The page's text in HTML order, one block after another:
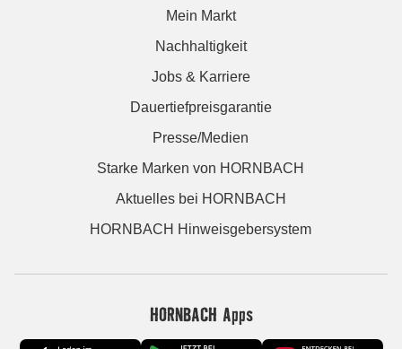
Mein Markt
Nachhaltigkeit
Jobs & Karriere
Dauertiefpreisgarantie
Presse/Medien
Starke Marken von HORNBACH
Aktuelles bei HORNBACH
HORNBACH Hinweisgebersystem
HORNBACH Apps